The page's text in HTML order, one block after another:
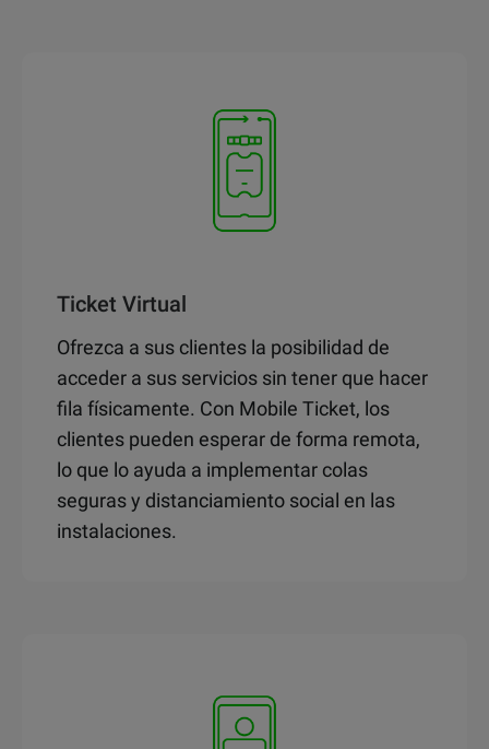
Ticket Virtual
Ofrezca a sus clientes la posibilidad de
acceder a sus servicios sin tener que hacer
fila físicamente. Con Mobile Ticket, los
clientes pueden esperar de forma remota,
lo que lo ayuda a implementar colas
seguras y distanciamiento social en las
instalaciones.